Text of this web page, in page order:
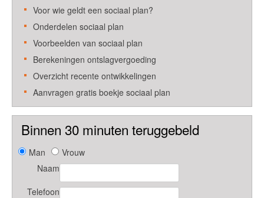
Voor wie geldt een sociaal plan?
Onderdelen sociaal plan
Voorbeelden van sociaal plan
Berekeningen ontslagvergoeding
Overzicht recente ontwikkelingen
Aanvragen gratis boekje sociaal plan
Binnen 30 minuten teruggebeld
Man
Vrouw
Naam
Telefoon